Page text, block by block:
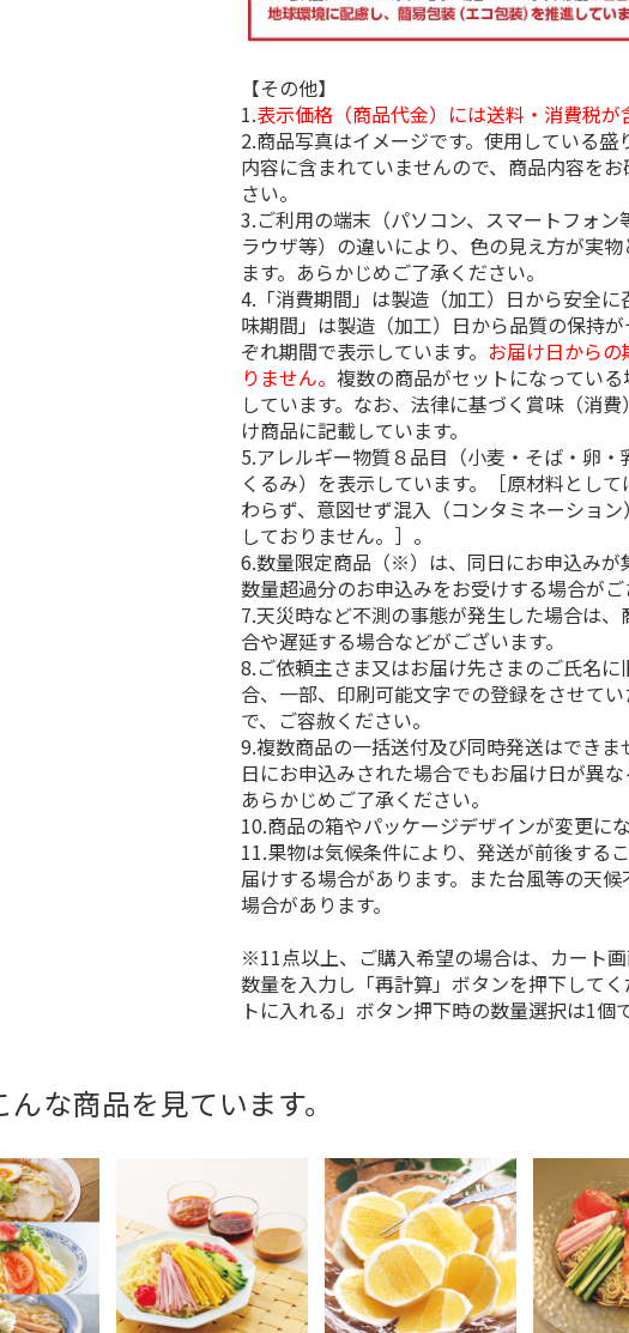
【その他】
1.表示価格（商品代金）には送料・消費税が
2.商品写真はイメージです。使用している
内容に含まれていませんので、商品内容を
さい。
3.ご利用の端末（パソコン、スマートフォ
ラウザ等）の違いにより、色の見え方が実
ます。あらかじめご了承ください。
4.「消費期間」は製造（加工）日から安全
味期間」は製造（加工）日から品質の保持
ぞれ期間で表示しています。 お届け日から
りません。複数の商品がセットになってい
しています。なお、法律に基づく賞味（消
け商品に記載しています。
5.アレルギー物質８品目（小麦・そば・卵・
くるみ）を表示しています。［原材料とし
わらず、意図せず混入（コンタミネーショ
しておりません。］。
6.数量限定商品（※）は、同日にお申込みが
数量超過分のお申込みをお受けする場合がご
7.天災時など不測の事態が発生した場合は
合や遅延する場合などがございます。
8.ご依頼主さま又はお届け先さまのご氏名
合、一部、印刷可能文字での登録をさせて
で、ご容赦ください。
9.複数商品の一括送付及び同時発送はでき
日にお申込みされた場合でもお届け日が異な
あらかじめご了承ください。
10.商品の箱やパッケージデザインが変更に
11.果物は気候条件により、発送が前後する
届けする場合があります。また台風等の天
場合があります。
※11点以上、ご購入希望の場合は、カート
数量を入力し「再計算」ボタンを押下して
トに入れる」ボタン押下時の数量選択は1個
な商品を見ています。